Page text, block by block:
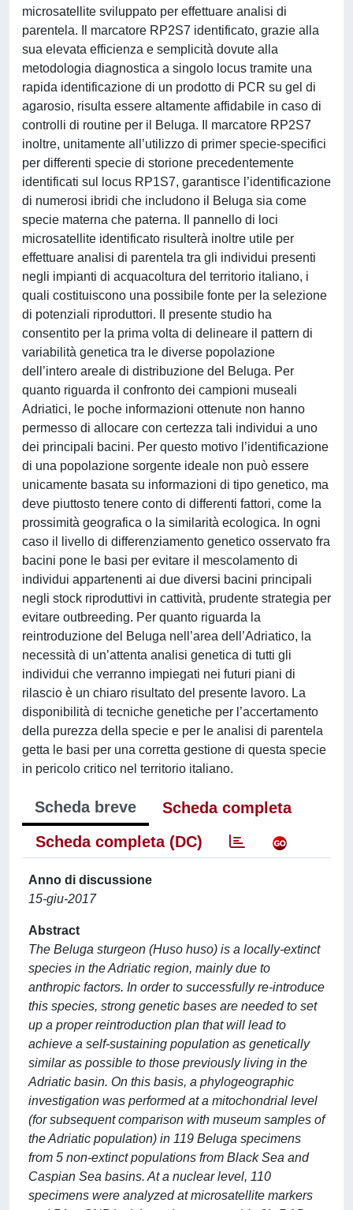
microsatellite sviluppato per effettuare analisi di
parentela. Il marcatore RP2S7 identificato, grazie alla
sua elevata efficienza e semplicità dovute alla
metodologia diagnostica a singolo locus tramite una
rapida identificazione di un prodotto di PCR su gel di
agarosio, risulta essere altamente affidabile in caso di
controlli di routine per il Beluga. Il marcatore RP2S7
inoltre, unitamente all’utilizzo di primer specie-specifici
per differenti specie di storione precedentemente
identificati sul locus RP1S7, garantisce l’identificazione
di numerosi ibridi che includono il Beluga sia come
specie materna che paterna. Il pannello di loci
microsatellite identificato risulterà inoltre utile per
effettuare analisi di parentela tra gli individui presenti
negli impianti di acquacoltura del territorio italiano, i
quali costituiscono una possibile fonte per la selezione
di potenziali riproduttori. Il presente studio ha
consentito per la prima volta di delineare il pattern di
variabilità genetica tra le diverse popolazione
dell’intero areale di distribuzione del Beluga. Per
quanto riguarda il confronto dei campioni museali
Adriatici, le poche informazioni ottenute non hanno
permesso di allocare con certezza tali individui a uno
dei principali bacini. Per questo motivo l’identificazione
di una popolazione sorgente ideale non può essere
unicamente basata su informazioni di tipo genetico, ma
deve piuttosto tenere conto di differenti fattori, come la
prossimità geografica o la similarità ecologica. In ogni
caso il livello di differenziamento genetico osservato fra
bacini pone le basi per evitare il mescolamento di
individui appartenenti ai due diversi bacini principali
negli stock riproduttivi in cattività, prudente strategia per
evitare outbreeding. Per quanto riguarda la
reintroduzione del Beluga nell’area dell’Adriatico, la
necessità di un’attenta analisi genetica di tutti gli
individui che verranno impiegati nei futuri piani di
rilascio è un chiaro risultato del presente lavoro. La
disponibilità di tecniche genetiche per l’accertamento
della purezza della specie e per le analisi di parentela
getta le basi per una corretta gestione di questa specie
in pericolo critico nel territorio italiano.
Scheda breve
Scheda completa
Scheda completa (DC)
Anno di discussione
15-giu-2017
Abstract
The Beluga sturgeon (Huso huso) is a locally-extinct
species in the Adriatic region, mainly due to
anthropic factors. In order to successfully re-introduce
this species, strong genetic bases are needed to set
up a proper reintroduction plan that will lead to
achieve a self-sustaining population as genetically
similar as possible to those previously living in the
Adriatic basin. On this basis, a phylogeographic
investigation was performed at a mitochondrial level
(for subsequent comparison with museum samples of
the Adriatic population) in 119 Beluga specimens
from 5 non-extinct populations from Black Sea and
Caspian Sea basins. At a nuclear level, 110
specimens were analyzed at microsatellite markers